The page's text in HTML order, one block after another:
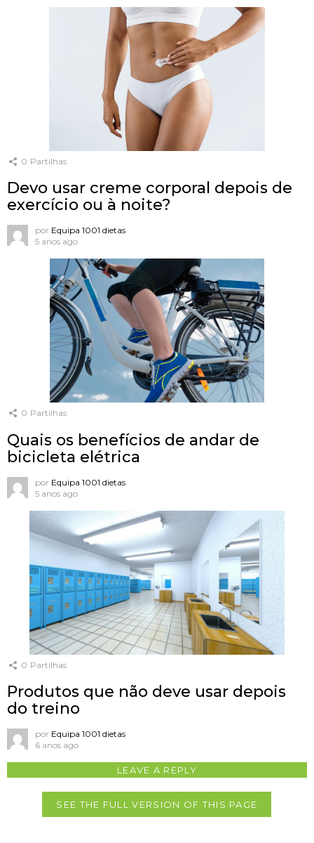
0 Partilhas
Devo usar creme corporal depois de
exercício ou à noite?
por Equipa 1001 dietas
5 anos ago
0 Partilhas
Quais os benefícios de andar de
bicicleta elétrica
por Equipa 1001 dietas
5 anos ago
0 Partilhas
Produtos que não deve usar depois
do treino
por Equipa 1001 dietas
6 anos ago
LEAVE A REPLY
SEE THE FULL VERSION OF THIS PAGE